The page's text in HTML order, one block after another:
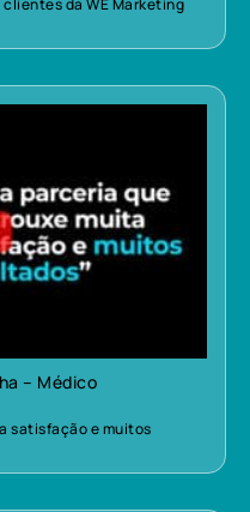
clientes da WE Marketing
– Médico
satisfação e muitos